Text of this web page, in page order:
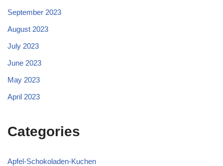
September 2023
August 2023
July 2023
June 2023
May 2023
April 2023
Categories
Apfel-Schokoladen-Kuchen